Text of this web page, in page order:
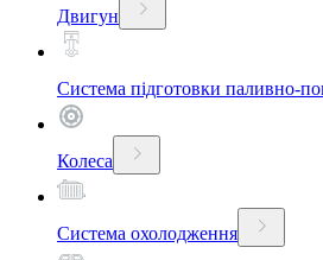
Двигун
Система підготовки паливно-
Колеса
Система охолодження